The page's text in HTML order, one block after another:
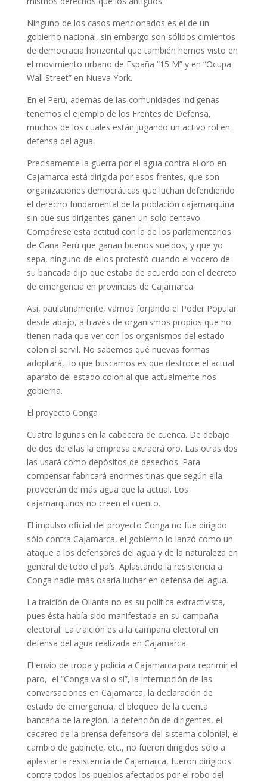
Ninguno de los casos mencionados es el de un
gobierno nacional, sin embargo son sólidos cimientos
de democracia horizontal que también hemos visto en
el movimiento urbano de España “15 M” y en “Ocupa
Wall Street” en Nueva York.
En el Perú, además de las comunidades indígenas
tenemos el ejemplo de los Frentes de Defensa,
muchos de los cuales están jugando un activo rol en
defensa del agua.
Precisamente la guerra por el agua contra el oro en
Cajamarca está dirigida por esos frentes, que son
organizaciones democráticas que luchan defendiendo
el derecho fundamental de la población cajamarquina
sin que sus dirigentes ganen un solo centavo.
Compárese esta actitud con la de los parlamentarios
de Gana Perú que ganan buenos sueldos, y que yo
sepa, ninguno de ellos protestó cuando el vocero de
su bancada dijo que estaba de acuerdo con el decreto
de emergencia en provincias de Cajamarca.
Así, paulatinamente, vamos forjando el Poder Popular
desde abajo, a través de organismos propios que no
tienen nada que ver con los organismos del estado
colonial servil. No sabemos qué nuevas formas
adoptará, lo que buscamos es que destroce el actual
aparato del estado colonial que actualmente nos
gobierna.
El proyecto Conga
Cuatro lagunas en la cabecera de cuenca. De debajo
de dos de ellas la empresa extraerá oro. Las otras dos
las usará como depósitos de desechos. Para
compensar fabricará enormes tinas que según ella
proveerán de más agua que la actual. Los
cajamarquinos no creen el cuento.
El impulso oficial del proyecto Conga no fue dirigido
sólo contra Cajamarca, el gobierno lo lanzó como un
ataque a los defensores del agua y de la naturaleza en
general de todo el país. Aplastando la resistencia a
Conga nadie más osaría luchar en defensa del agua.
La traición de Ollanta no es su política extractivista,
pues ésta había sido manifestada en su campaña
electoral. La traición es a la campaña electoral en
defensa del agua realizada en Cajamarca.
El envío de tropa y policía a Cajamarca para reprimir el
paro, el “Conga va sí o sí”, la interrupción de las
conversaciones en Cajamarca, la declaración de
estado de emergencia, el bloqueo de la cuenta
bancaria de la región, la detención de dirigentes, el
cacareo de la prensa defensora del sistema colonial, el
cambio de gabinete, etc., no fueron dirigidos sólo a
aplastar la resistencia de Cajamarca, fueron dirigidos
contra todos los pueblos afectados por el robo del